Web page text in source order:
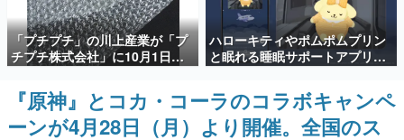
新世代に訊く
これからのデジタルゲーム市場を担う若きクリエイター達
の姿を追い、彼らのルーツと情熱を探っていきます。
ゲーム世代の作家たち
ゲームに多大な影響を受けた作家さんに取材し、ゲームが
日本のコンテンツ産業やカルチャーに与えた影響を探る企
「プチプチ」の川上産業が「プ
チプチ株式会社」に10月1日よ
り社名変更へ。創業58年で初め
ての変更で、“プチッ”と鳴るお
なじみの緩衝材が会社の名前に
ハローキティやポムポムプリン
と眠れる睡眠サポートアプリ
『ゆめたび』が配信中。キャラ
ごとのASMRや目覚ましアラー
ムも搭載
『原神』とコカ・コーラのコラボキャンペ
ーンが4月28日（月）より開催。全国のス